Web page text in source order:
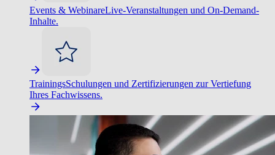
Events & WebinareLive-Veranstaltungen und On-Demand-
Inhalte.
TrainingsSchulungen und Zertifizierungen zur Vertiefung
Ihres Fachwissens.